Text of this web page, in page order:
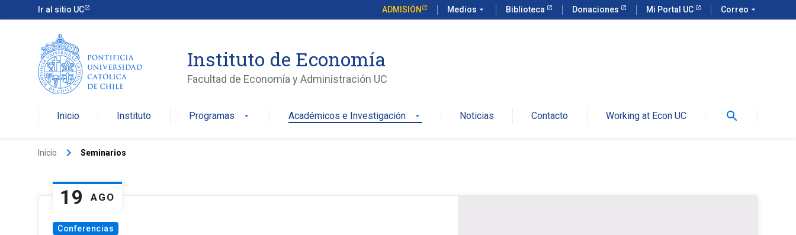
Ir al sitio UC ADMISIÓN Medios arrow_drop_down Biblioteca Donaciones Mi Portal UC Correo arrow_drop_down
Instituto de Economía
Facultad de Economía y Administración UC
Inicio Instituto Programas arrow_drop_down Académicos e Investigación arrow_drop_down Noticias Contacto Working at Econ UC search
Inicio keyboard_arrow_right Seminarios
19 AGO
Conferencias